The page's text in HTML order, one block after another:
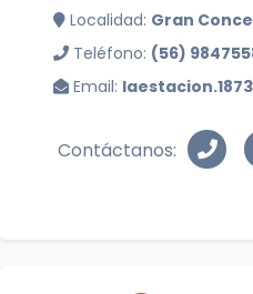
Localidad: Gran
Teléfono: (56)
Email:
Contáctanos: